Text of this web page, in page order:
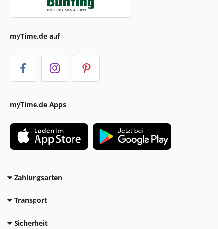
myTime.de auf
myTime.de Apps
Zahlungsarten
Transport
Sicherheit